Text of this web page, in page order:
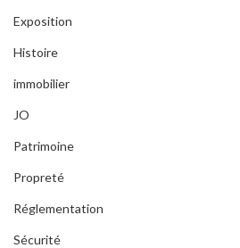
Exposition
Histoire
immobilier
JO
Patrimoine
Propreté
Réglementation
Sécurité